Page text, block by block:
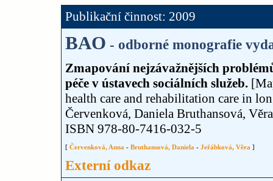
Publikační činnost: 2009
BAO - odborné monografie
Zmapování nejzávažnějších
péče v ústavech sociálních služeb.
health care and rehabilitation care in
Červenková, Daniela Bruthansová,
ISBN 978-80-7416-032-5
[ Červenková, Anna - Bruthansová, Daniela - Jeřábková, Věra ]
Externí odkaz